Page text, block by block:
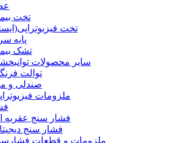
تخت
تخت
پایه
تشک
سایر محصولات
توالت
صندلی و
ملزومات
فشار سنج عقربه
فشار سنج
ملزومات و قطعات